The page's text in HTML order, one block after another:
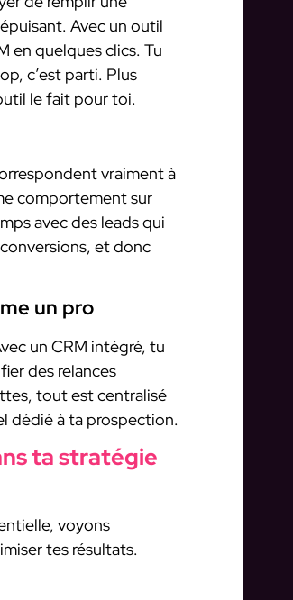
Avec un outil
en quelques clics. Tu
c’est parti. Plus
le fait pour toi.
vraiment à
comportement sur
avec des leads qui
et donc
un pro
un CRM intégré, tu
des relances
tout est centralisé
dédié à ta prospection.
ta stratégie
voyons
tes résultats.